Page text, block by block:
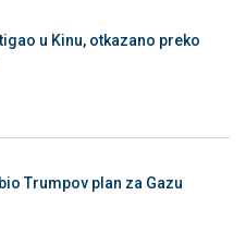
u Kinu, otkazano preko
Trumpov plan za Gazu